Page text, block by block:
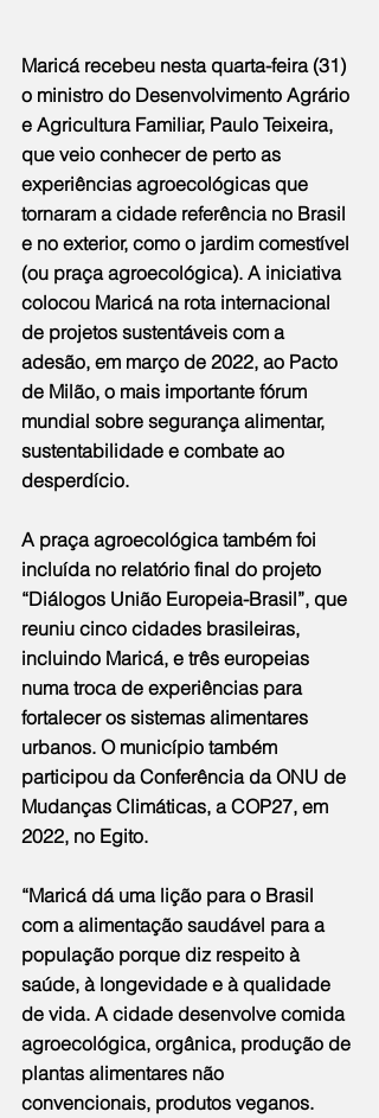
Maricá recebeu nesta quarta-feira (31)
o ministro do Desenvolvimento Agrário
e Agricultura Familiar, Paulo Teixeira,
que veio conhecer de perto as
experiências agroecológicas que
tornaram a cidade referência no Brasil
e no exterior, como o jardim comestível
(ou praça agroecológica). A iniciativa
colocou Maricá na rota internacional
de projetos sustentáveis com a
adesão, em março de 2022, ao Pacto
de Milão, o mais importante fórum
mundial sobre segurança alimentar,
sustentabilidade e combate ao
desperdício.
A praça agroecológica também foi
incluída no relatório final do projeto
“Diálogos União Europeia-Brasil”, que
reuniu cinco cidades brasileiras,
incluindo Maricá, e três europeias
numa troca de experiências para
fortalecer os sistemas alimentares
urbanos. O município também
participou da Conferência da ONU de
Mudanças Climáticas, a COP27, em
2022, no Egito.
“Maricá dá uma lição para o Brasil
com a alimentação saudável para a
população porque diz respeito à
saúde, à longevidade e à qualidade
de vida. A cidade desenvolve comida
agroecológica, orgânica, produção de
plantas alimentares não
convencionais, produtos veganos.